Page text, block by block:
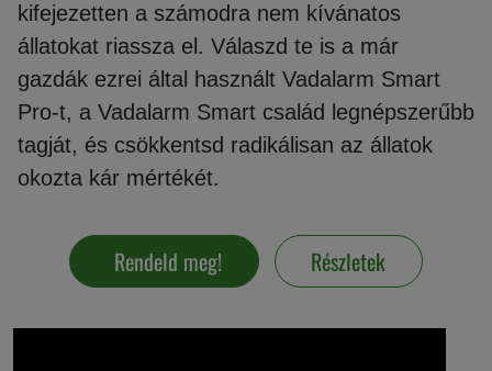
Rágcsálóriasztás
Vakondriasztás
kifejezetten a számodra nem kívánatos
állatokat riassza el. Válaszd te is a már
gazdák ezrei által használt Vadalarm Smart
Pro-t, a Vadalarm Smart család legnépszerűbb
tagját, és csökkentsd radikálisan az állatok
okozta kár mértékét.
Rendeld meg! Részletek